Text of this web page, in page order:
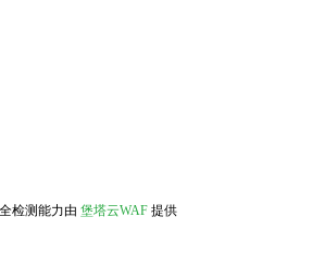
检测能力由 堡塔云WAF 提供